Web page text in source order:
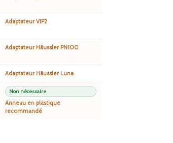
Adaptateur VIP2
Adaptateur Häussler PN100
Adaptateur Häussler Luna
Non nécessaire
Anneau en plastique
recommandé